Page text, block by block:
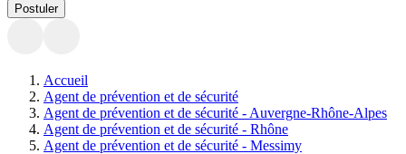
Postuler
Accueil
Agent de prévention et de sécurité
Agent de prévention et de sécurité - Auvergne-Rhône-Alpes
Agent de prévention et de sécurité - Rhône
Agent de prévention et de sécurité - Messimy